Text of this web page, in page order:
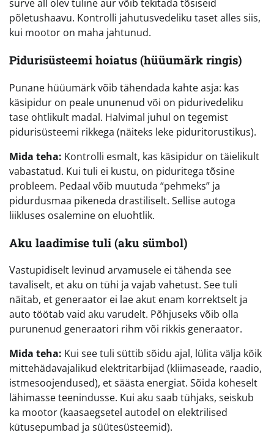
surve all olev tuline aur võib tekitada tõsiseid
põletushaavu. Kontrolli jahutusvedeliku taset alles siis,
kui mootor on maha jahtunud.
Pidurisüsteemi hoiatus (hüüumärk ringis)
Punane hüüumärk võib tähendada kahte asja: kas
käsipidur on peale ununenud või on pidurivedeliku
tase ohtlikult madal. Halvimal juhul on tegemist
pidurisüsteemi rikkega (näiteks leke piduritorustikus).
Mida teha: Kontrolli esmalt, kas käsipidur on täielikult
vabastatud. Kui tuli ei kustu, on piduritega tõsine
probleem. Pedaal võib muutuda “pehmeks” ja
pidurdusmaa pikeneda drastiliselt. Sellise autoga
liikluses osalemine on eluohtlik.
Aku laadimise tuli (aku sümbol)
Vastupidiselt levinud arvamusele ei tähenda see
tavaliselt, et aku on tühi ja vajab vahetust. See tuli
näitab, et generaator ei lae akut enam korrektselt ja
auto töötab vaid aku varudelt. Põhjuseks võib olla
purunenud generaatori rihm või rikkis generaator.
Mida teha: Kui see tuli süttib sõidu ajal, lülita välja kõik
mittehädavajalikud elektritarbijad (kliimaseade, raadio,
istmesoojendused), et säästa energiat. Sõida koheselt
lähimasse teenindusse. Kui aku saab tühjaks, seiskub
ka mootor (kaasaegsetel autodel on elektrilised
kütusepumbad ja süütesüsteemid).